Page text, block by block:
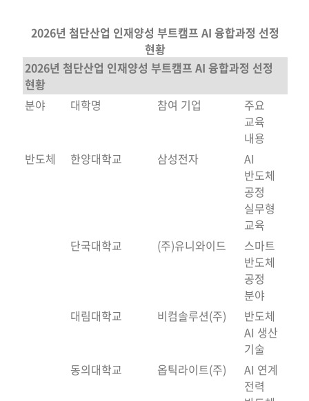
2026년 첨단산업 인재양성 부트캠프 AI 융합과정 선정
현황
2026년 첨단산업 인재양성 부트캠프 AI 융합과정 선정
현황
분야
대학명 참여 기업
주요
교육
내용
반도체
한양대학교 삼성전자
AI
반도체
공정
실무형
교육
단국대학교
(주)유니와이드
스마트
반도체
공정
분야
대림대학교
비컴솔루션(주)
반도체
AI 생산
기술
동의대학교
옵틱라이트(주)
AI 연계
전력